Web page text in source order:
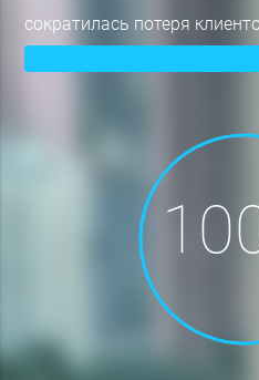
сократилась потеря